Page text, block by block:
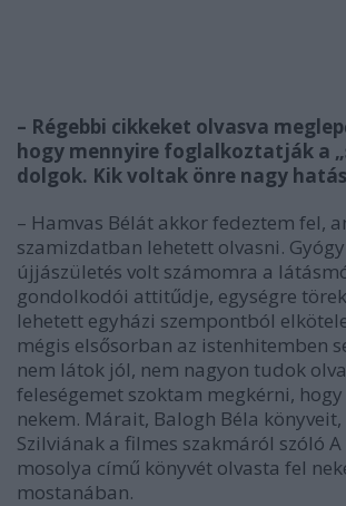
– Régebbi cikkeket olvasva
hogy mennyire foglalkoztatják a
dolgok. Kik voltak önre nagy
– Hamvas Bélát akkor fedeztem fel,
szamizdatban lehetett olvasni.
újjászületés volt számomra a
gondolkodói attitűdje, egységre
lehetett egyházi szempontból
mégis elsősorban az istenhitemben
nem látok jól, nem nagyon tudok
feleségemet szoktam megkérni,
nekem. Márait, Balogh Béla
Szilviának a filmes szakmáról szóló
mosolya című könyvét olvasta fel
mostanában.